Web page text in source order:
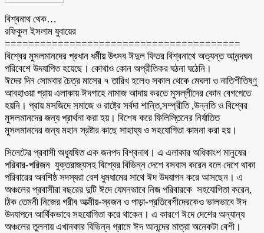
বিশ্বনাথ থেক…
রফিকুল ইসলাম যুবায়ের
========================================
বিশ্বের মুসলমানদের প্রধান ধর্মীয় উৎসব ঈদুল ফিতর বিশ্বনাথে অত্যন্ত আনন্দঘন
পরিবেশে উদযাপিত হয়েছে। কোথাও কোন অপ্রীতিকর ঘঠনা ঘঠেনি।
ঈদের দিন সোমবার চৈত্র মাসের ৭ তারিখ হলেও সকাল থেকে মেঘলা ও নাতিশীতিষ্ণু
আবহাওয়া প্রায় এলাকায় ঈদগাহে নামাজ আদায় করতে মুসল্লীদের কোন বেগপেতে
হয়নি। প্রায় মসজিদে সমাজে ও রাষ্ট্রে সর্বদা শান্তি,সম্প্রীতি ,উন্নতি ও বিশ্বের
মুসলমানদের জন্য প্রার্থনা করা হয়। বিশেষ করে ফিলিস্তিনের নির্যাতিত
মুসলমানদের জন্য মহান স্রষ্টার কাছে সাহায্য ও সহযোগিতা কামনা করা হয়।
সিলেটের প্রবাসী অধ্যুষিত এক জনপদ বিশ্বনাথ। এ এলাকার অধিকাংশ মানুষের
পরিবার-পরিজন যুক্তরাজ্যসহ বিশ্বের বিভিন্ন দেশে বসবাস করেন বলে দেশে থাকা
পরিবারের অবশিষ্ঠ সদস্যরা বেশ ধুমধামের সাথে ঈদ উদযাপন করে আসছেন। এ
অঞ্চলের প্রবাসীরা বছরের দুটি ঈদে যেমনভাবে নিজ পরিবারকে সহযোগিতা করেন,
ঠিক তেমনী নিজের গরীব আত্মীয়-স্বজন ও পাড়া-প্রতিবেশীদেরকেও ভালভাবে ঈদ
উদযাপনে আর্থিকভাবে সহযোগিতা করে থাকেন। এ কারণে ঈদে দেশের অন্যান্য
অঞ্চলের তুলনায় এখানকার বিভিন্ন গ্রামে ঈদ আনন্দের মাত্রা অনেকটা বেশী।